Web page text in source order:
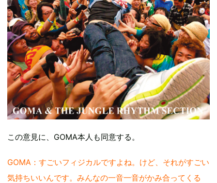
この意見に、GOMA本人も同意する。
GOMA：すごいフィジカルですよね。けど、それがすごい
気持ちいいんです。みんなの一音一音がかみ合ってくる